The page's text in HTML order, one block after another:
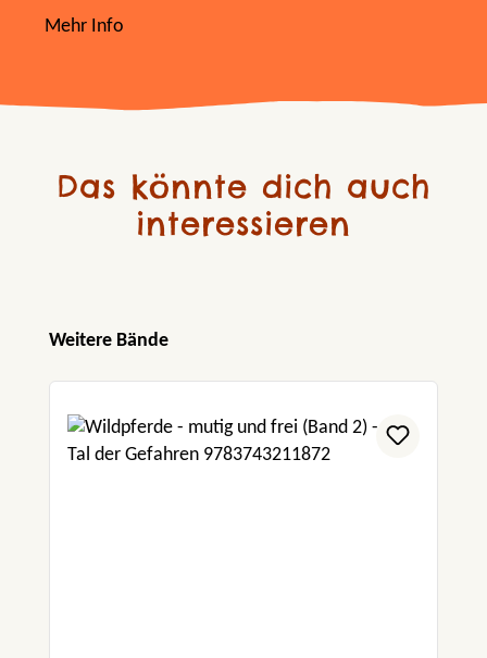
Mehr Info
Das könnte dich auch
interessieren
Produktgalerie überspringen
Weitere Bände